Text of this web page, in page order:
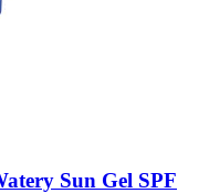
Sun Gel SPF